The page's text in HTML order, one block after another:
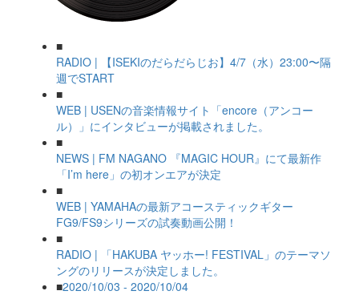
■
RADIO | 【ISEKIのだらだらじお】4/7（水）23:00〜隔
週でSTART
■
WEB | USENの音楽情報サイト「encore（アンコー
ル）」にインタビューが掲載されました。
■
NEWS | FM NAGANO 『MAGIC HOUR』にて最新作
「I’m here」の初オンエアが決定
■
WEB | YAMAHAの最新アコースティックギター
FG9/FS9シリーズの試奏動画公開！
■
RADIO | 「HAKUBA ヤッホー! FESTIVAL」のテーマソ
ングのリリースが決定しました。
■2020/10/03 - 2020/10/04